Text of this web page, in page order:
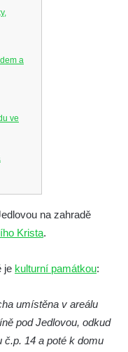
a
ve
na zahradě
Krista.
je kulturní památkou:
umístěna v areálu
pod Jedlovou, odkud
č.p. 14 a poté k domu